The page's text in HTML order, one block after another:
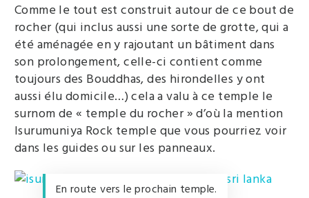
Comme le tout est construit autour de ce bout de
rocher (qui inclus aussi une sorte de grotte, qui a
été aménagée en y rajoutant un bâtiment dans
son prolongement, celle-ci contient comme
toujours des Bouddhas, des hirondelles y ont
aussi élu domicile…) cela a valu à ce temple le
surnom de « temple du rocher » d’où la mention
Isurumuniya Rock temple que vous pourriez voir
dans les guides ou sur les panneaux.
En route vers le prochain temple.